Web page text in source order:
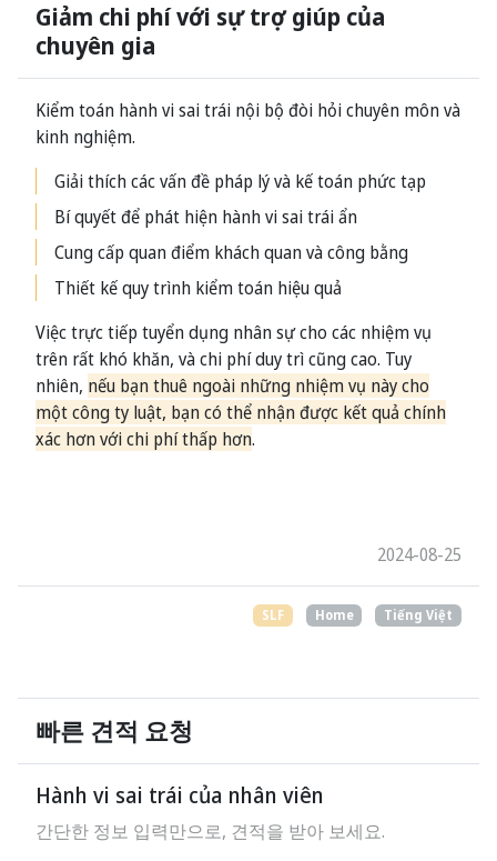
Giảm chi phí với sự trợ giúp của
chuyên gia
Kiểm toán hành vi sai trái nội bộ đòi hỏi chuyên môn và
kinh nghiệm.
Giải thích các vấn đề pháp lý và kế toán phức tạp
Bí quyết để phát hiện hành vi sai trái ẩn
Cung cấp quan điểm khách quan và công bằng
Thiết kế quy trình kiểm toán hiệu quả
Việc trực tiếp tuyển dụng nhân sự cho các nhiệm vụ
trên rất khó khăn, và chi phí duy trì cũng cao. Tuy
nhiên, nếu bạn thuê ngoài những nhiệm vụ này cho
một công ty luật, bạn có thể nhận được kết quả chính
xác hơn với chi phí thấp hơn.
2024-08-25
SLF Home Tiếng Việt
빠른 견적 요청
Hành vi sai trái của nhân viên
간단한 정보 입력만으로, 견적을 받아 보세요.